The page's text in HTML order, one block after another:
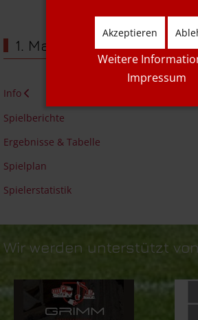
1. Mannschaft
Info
Spielberichte
Ergebnisse & Tabelle
Spielplan
Spielerstatistik
Wir werden unterstützt
Akzeptieren
Weitere
Impressum